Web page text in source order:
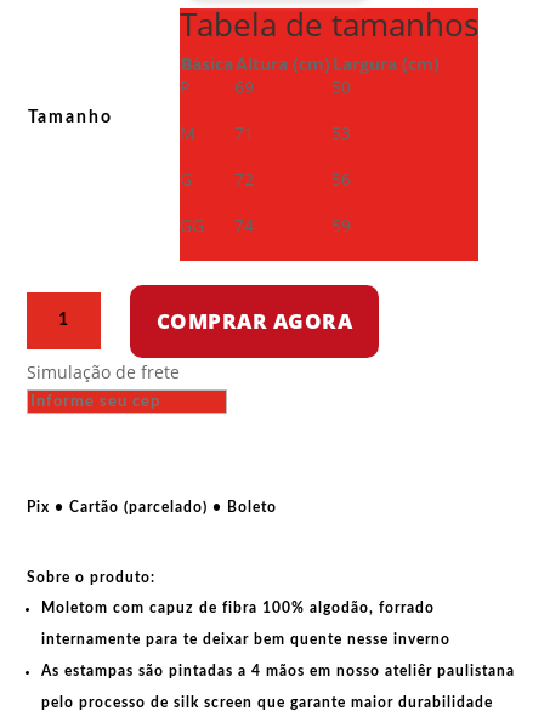
Tamanho
Tabela de tamanhos
BásicaAltura (cm) Largura (cm)
P
69
50
M
71
53
G
72
56
GG
74 59
-
Primeiro
por
COMPRAR AGORA
Simulação de frete
Pix • Cartão (parcelado) • Boleto
Sobre o produto:
Moletom com capuz de fibra 100% algodão, forrado
internamente para te deixar bem quente nesse inverno
As estampas são pintadas a 4 mãos em nosso ateliêr paulistana
pelo processo de silk screen que garante maior durabilidade